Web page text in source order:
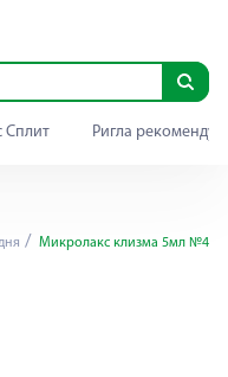
Сплит Ригла
Микролакс клизма 5мл №4